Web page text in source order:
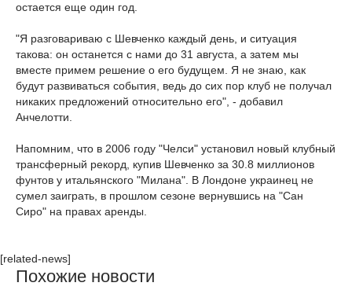
остается еще один год.
"Я разговариваю с Шевченко каждый день, и ситуация
такова: он останется с нами до 31 августа, а затем мы
вместе примем решение о его будущем. Я не знаю, как
будут развиваться события, ведь до сих пор клуб не получал
никаких предложений относительно его", - добавил
Анчелотти.
Напомним, что в 2006 году "Челси" установил новый клубный
трансферный рекорд, купив Шевченко за 30.8 миллионов
фунтов у итальянского "Милана". В Лондоне украинец не
сумел заиграть, в прошлом сезоне вернувшись на "Сан
Сиро" на правах аренды.
[related-news]
Похожие новости